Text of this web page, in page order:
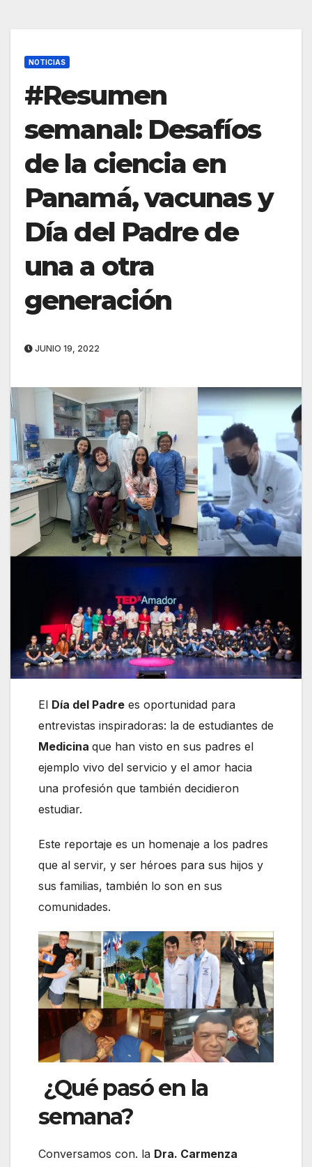
NOTICIAS
#Resumen
semanal: Desafíos
de la ciencia en
Panamá, vacunas y
Día del Padre de
una a otra
generación
JUNIO 19, 2022
El Día del Padre es oportunidad para
entrevistas inspiradoras: la de estudiantes de
Medicina que han visto en sus padres el
ejemplo vivo del servicio y el amor hacia
una profesión que también decidieron
estudiar.
Este reportaje es un homenaje a los padres
que al servir, y ser héroes para sus hijos y
sus familias, también lo son en sus
comunidades.
¿Qué pasó en la
semana?
Conversamos con. la Dra. Carmenza